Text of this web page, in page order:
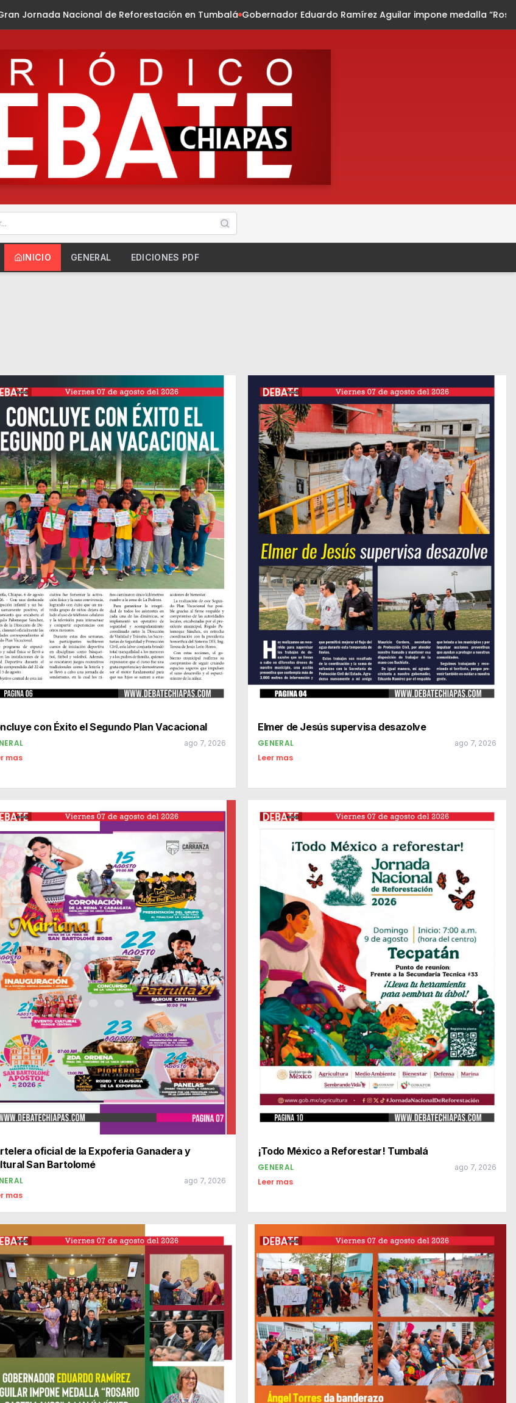
Reforestación en Tumbalá Gobernador Eduardo Ramírez Aguilar impone medalla “Rosario Castellanos” a
INICIO GENERAL EDICIONES PDF
con Éxito el Segundo Plan Vacacional
ago 7, 2026
mas
Elmer de Jesús supervisa desazolve
GENERAL ago 7, 2026
Leer mas
oficial de la Expoferia Ganadera y
San Bartolomé
ago 7, 2026
mas
¡Todo México a Reforestar! Tumbalá
GENERAL ago 7, 2026
Leer mas